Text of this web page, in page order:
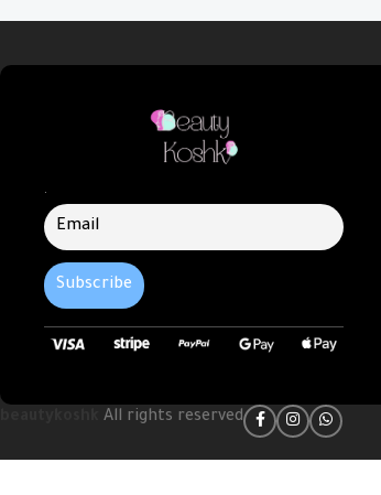
Add To Cart
.
All rights reserved